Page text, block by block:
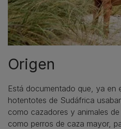
Origen
Está documentado que, ya en
hotentotes de Sudáfrica
como cazadores y animales
como perros de caza mayor,